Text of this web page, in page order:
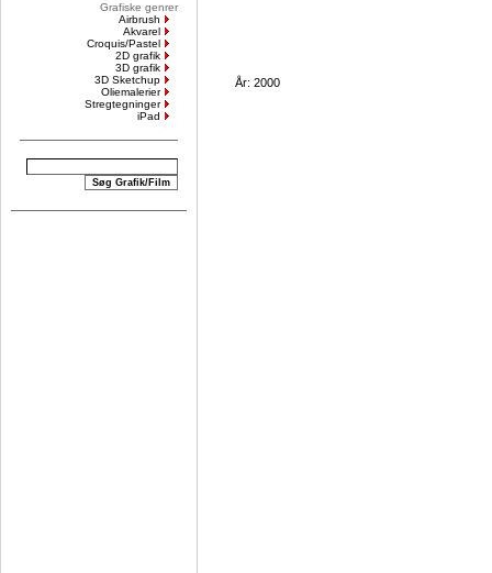
Grafiske genrer
Airbrush
Akvarel
Croquis/Pastel
2D grafik
3D grafik
3D Sketchup
Oliemalerier
Stregtegninger
iPad
År: 2000